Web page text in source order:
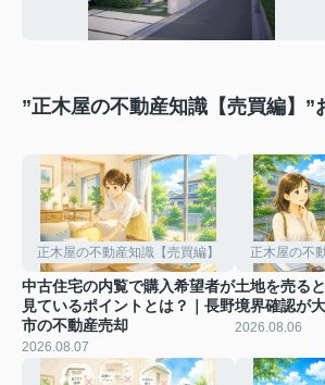
”正木屋の不動産知識【売買編】”
正木屋の不動産知識【売買編】
中古住宅の内覧で購入希望者が
見ているポイントとは？｜長野
市の不動産売却
2026.08.07
正木屋の不
土地を売る
境界確認が
2026.08.06